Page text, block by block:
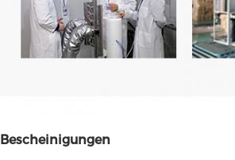
Bescheinigungen